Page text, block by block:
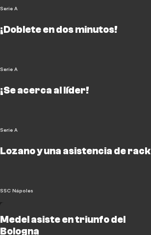
Serie A
¡Doblete en dos minutos!
Serie A
¡Se acerca al líder!
Serie A
Lozano y una asistencia de rack
SSC Nápoles
Medel asiste en triunfo del
Bologna